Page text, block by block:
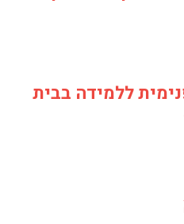
ללמידה בבית